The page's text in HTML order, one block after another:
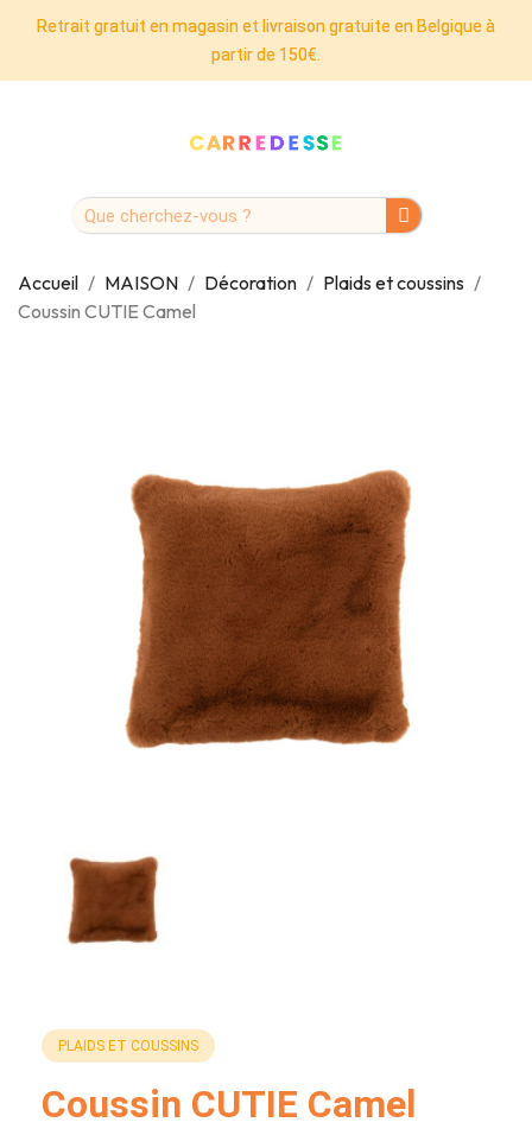
Retrait gratuit en magasin et livraison gratuite en Belgique à
partir de 150€.
Accueil MAISON Décoration
Plaids et coussins
Coussin CUTIE Camel
PLAIDS ET COUSSINS
Coussin CUTIE Camel